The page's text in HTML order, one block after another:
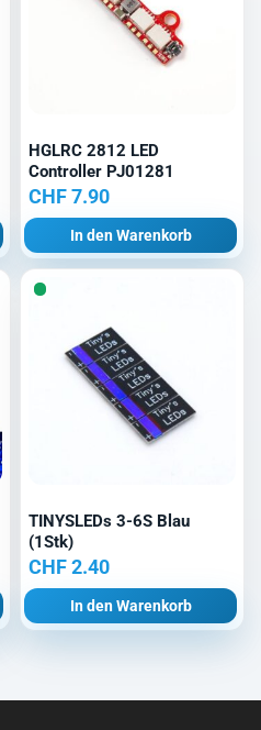
HGLRC 2812 LED
Controller PJ01281
CHF7.90
In den Warenkorb
TINYSLEDs 3-6S Blau
(1Stk)
CHF2.40
In den Warenkorb